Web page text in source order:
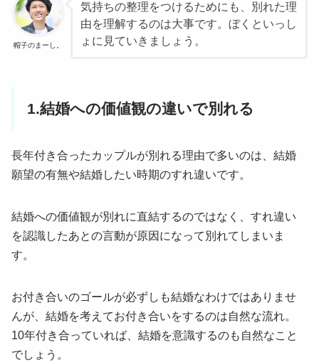
帽子のまーし。
気持ちの整理をつけるためにも、別れた理
由を理解するのは大事です。ぼくといっし
ょに見ていきましょう。
1.結婚への価値観の違いで別れる
長年付き合ったカップルが別れる理由で多いのは、結婚
願望の有無や結婚したい時期のすれ違いです。
結婚への価値観が別れに直結するのではなく、すれ違い
を認識したあとの言動が原因になって別れてしまいま
す。
お付き合いのゴールが必ずしも結婚なわけではありませ
んが、結婚を考えてお付き合いをするのは自然な流れ。
10年付き合っていれば、結婚を意識するのも自然なこと
でしょう。